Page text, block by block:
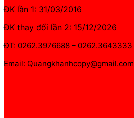
ĐK lần 1: 31/03/2016
ĐK thay đổi lần 2: 15/12/2026
ĐT: 0262.3976688 – 0262.3643333
Email: Quangkhanhcopy@gmail.com